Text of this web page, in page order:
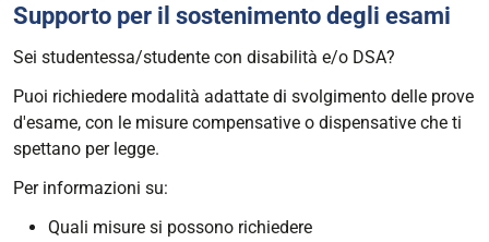
Supporto per il sostenimento degli esami
Sei studentessa/studente con disabilità e/o DSA?
Puoi richiedere modalità adattate di svolgimento delle prove
d'esame, con le misure compensative o dispensative che ti
spettano per legge.
Per informazioni su:
Quali misure si possono richiedere